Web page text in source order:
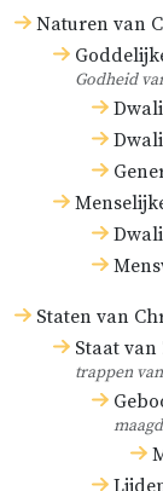
Naturen van
Godheid
Staten van
Staat
trappen